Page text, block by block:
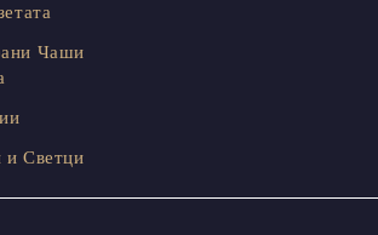
Чаши
Светци